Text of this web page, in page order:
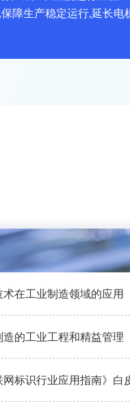
障生产稳定运行,延长电
在工业制造领域的应用
造的工业工程和精益管理
网标识行业应用指南》白